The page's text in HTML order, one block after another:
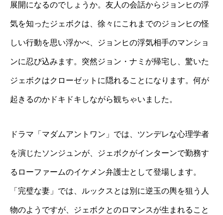
展開になるのでしょうか。友人の会話からジョンヒの浮
気を知ったジェボクは、徐々にこれまでのジョンヒの怪
しい行動を思い浮かべ、ジョンヒの浮気相手のマンショ
ンに忍び込みます。突然ジョン・ナミが帰宅し、驚いた
ジェボクはクローゼットに隠れることになります。何が
起きるのかドキドキしながら観ちゃいました。
ドラマ「マダムアントワン」では、ツンデレな心理学者
を演じたソンジュンが、ジェボクがインターンで勤務す
るローファームのイケメン弁護士として登場します。
「完璧な妻」では、ルックスとは別に逆玉の輿を狙う人
物のようですが、ジェボクとのロマンスが生まれること